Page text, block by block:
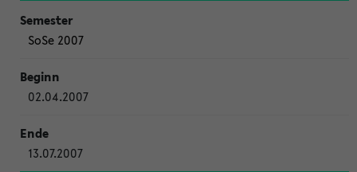
SoSe 2007
02.04.2007
13.07.2007